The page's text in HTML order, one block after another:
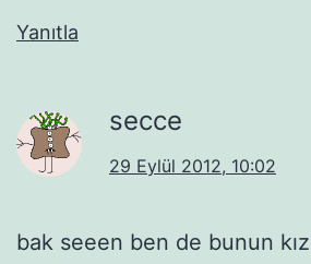
Yanıtla
secce
29 Eylül 2012, 10:02
bak seeen ben de bunun